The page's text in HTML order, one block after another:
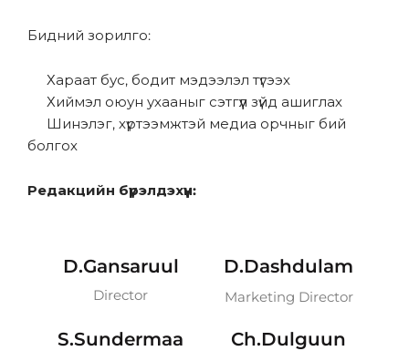
Бидний зорилго:
Хараат бус, бодит мэдээлэл түгээх
Хиймэл оюун ухааныг сэтгүүл зүйд ашиглах
Шинэлэг, хүртээмжтэй медиа орчныг бий
болгох
Редакцийн бүрэлдэхүүн:
D.Gansaruul
Director
D.Dashdulam
Marketing Director
S.Sundermaa Ch.Dulguun